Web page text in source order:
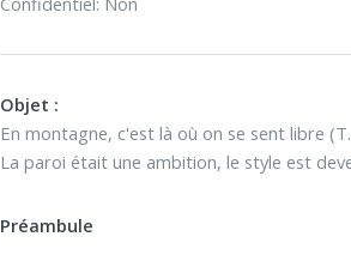
Objet :
En montagne, c'est là où on se sent libre
La paroi était une ambition, le style est
Préambule